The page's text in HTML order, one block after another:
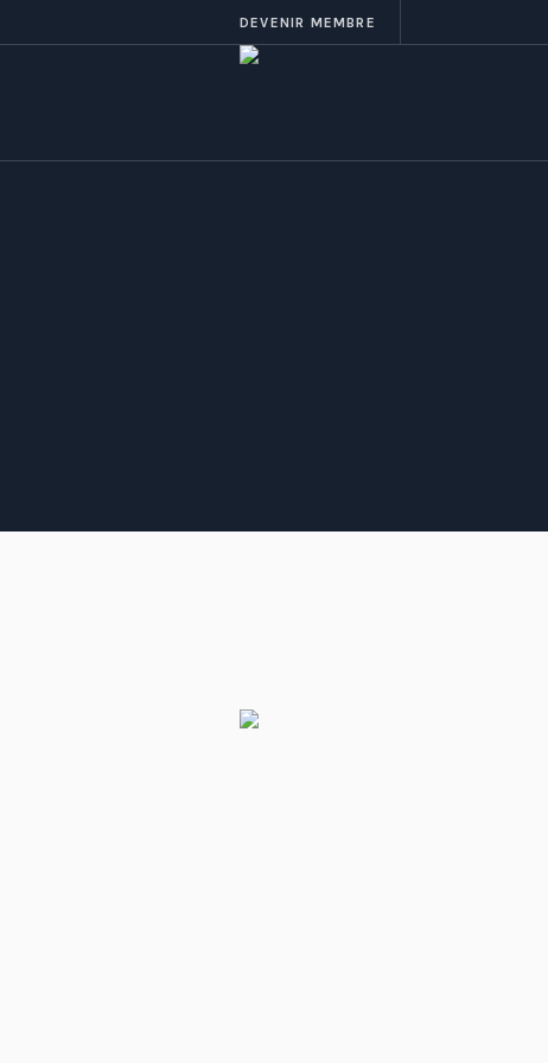
DEVENIR MEMBRE